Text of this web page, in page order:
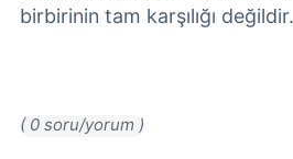
birbirinin tam karşılığı değildir.
( 0 soru/yorum )